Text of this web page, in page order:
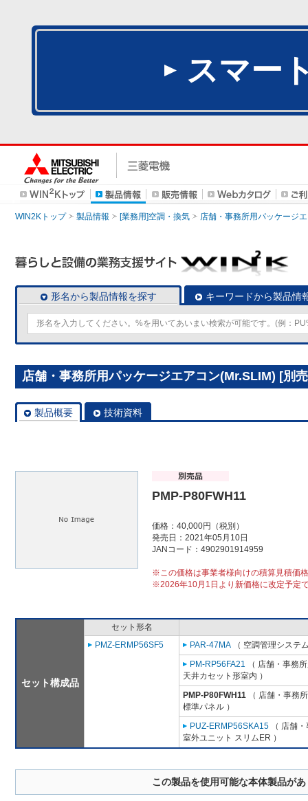
スマー
WIN2Kトップ 製品情報 [業務用]空調・換気 店舗・事務所用パッケージ
形名から製品情報を探す キーワードから製品情
店舗・事務所用パッケージエアコン(Mr.SLIM) [別
製品概要 技術資料
PMP-P80FWH11
価格：40,000円（税別）
発売日：2021年05月10日
JANコード：4902901914959
※この価格は事業者様向けの積算見積価
※2026年10月1日より新価格に改定予定
セット構成品
セット形名
PMZ-ERMP56SF5
PAR-47MA （ 空調管理システ
PM-RP56FA21 （ 店舗・事務
天井カセット形室内 ）
PMP-P80FWH11 （ 店舗・事務
標準パネル ）
PUZ-ERMP56SKA15 （ 店舗
室外ユニット スリムER ）
この製品を使用可能な本体製品が